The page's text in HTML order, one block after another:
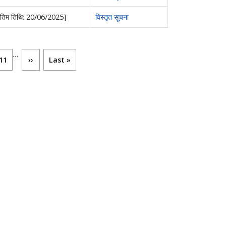
तिथि: 20/06/2025] विस्तृत सूचना
पृष्ठ
11
…
Next page
›› Last page
Last »